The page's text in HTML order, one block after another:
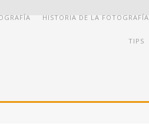
HISTORIA DE LA FOTOGRAFÍA
TIPS